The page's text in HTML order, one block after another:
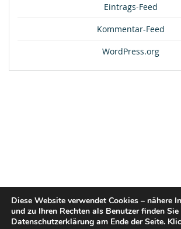
Eintrags-Feed
Kommentar-Feed
WordPress.org
Diese Website verwendet Cookies – nähere
und zu Ihren Rechten als Benutzer finden
Datenschutzerklärung am Ende der Seite.